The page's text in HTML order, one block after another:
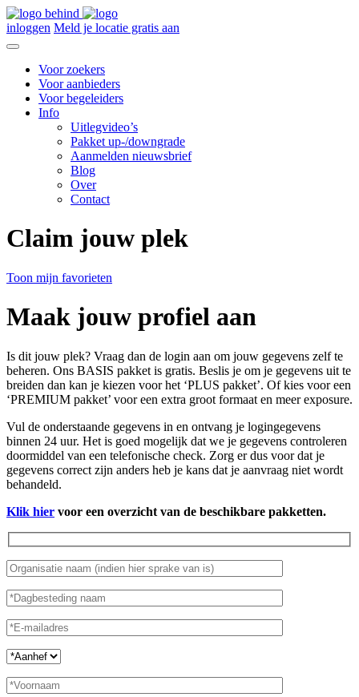
inloggen Meld je locatie gratis aan
Voor zoekers
Voor aanbieders
Voor begeleiders
Info
Uitlegvideo’s
Pakket up-/downgrade
Aanmelden nieuwsbrief
Blog
Over
Contact
Claim jouw plek
Toon mijn favorieten
Maak jouw profiel aan
Is dit jouw plek? Vraag dan de login aan om jouw gegevens zelf te
beheren. Ons BASIS pakket is gratis. Beslis je om je gegevens uit te
breiden dan kan je kiezen voor het ‘PLUS pakket’. Of kies voor een
‘PREMIUM pakket’ voor een extra groot formaat en meer exposure.
Vul de onderstaande gegevens in en ontvang je logingegevens
binnen 24 uur. Het is goed mogelijk dat we je gegevens controleren
doormiddel van een telefonische check. Zorg er dus voor dat je
gegevens correct zijn anders heb je kans dat je aanvraag niet wordt
behandeld.
Klik hier voor een overzicht van de beschikbare pakketten.